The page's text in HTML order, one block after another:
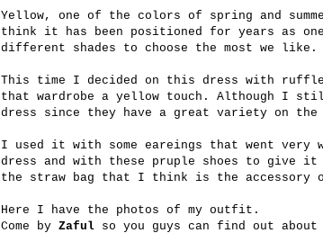
Yellow, one of the colors of spring and
think it has been positioned for years as
different shades to choose the most we like.
This time I decided on this dress with
that wardrobe a yellow touch. Although I
dress since they have a great variety on the
I used it with some eareings that went
dress and with these pruple shoes to
the straw bag that I think is the accessory
Here I have the photos of my outfit.
Come by Zaful so you guys can find out